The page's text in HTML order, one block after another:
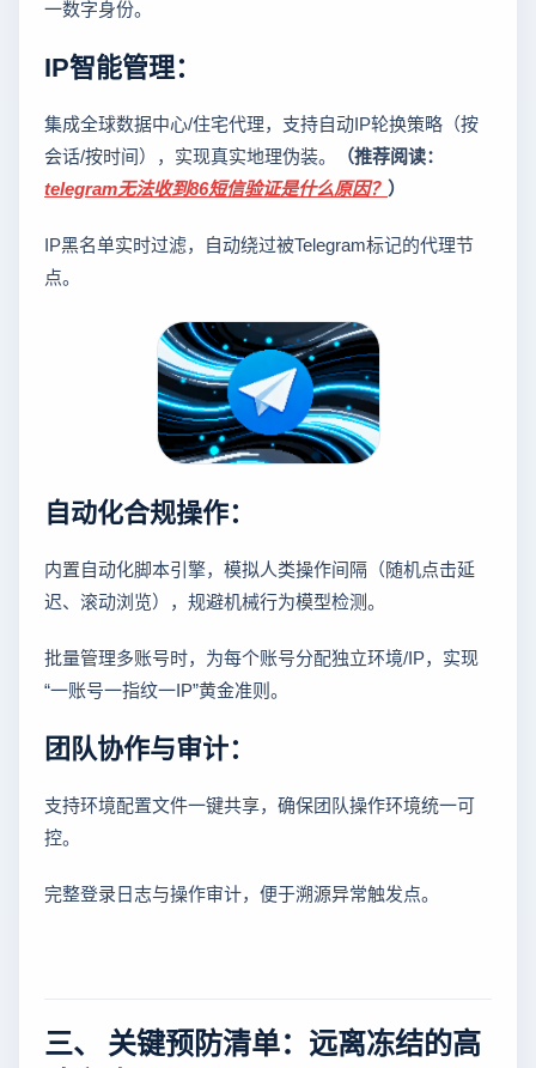
一数字身份。
IP智能管理：
集成全球数据中心/住宅代理，支持自动IP轮换策略（按
会话/按时间），实现真实地理伪装。
（推荐阅读：
telegram无法收到86短信验证是什么原因？ ）
IP黑名单实时过滤，自动绕过被Telegram标记的代理节
点。
自动化合规操作：
内置自动化脚本引擎，模拟人类操作间隔（随机点击延
迟、滚动浏览），规避机械行为模型检测。
批量管理多账号时，为每个账号分配独立环境/IP，实现
“一账号一指纹一IP”黄金准则。
团队协作与审计：
支持环境配置文件一键共享，确保团队操作环境统一可
控。
完整登录日志与操作审计，便于溯源异常触发点。
三、 关键预防清单：远离冻结的高